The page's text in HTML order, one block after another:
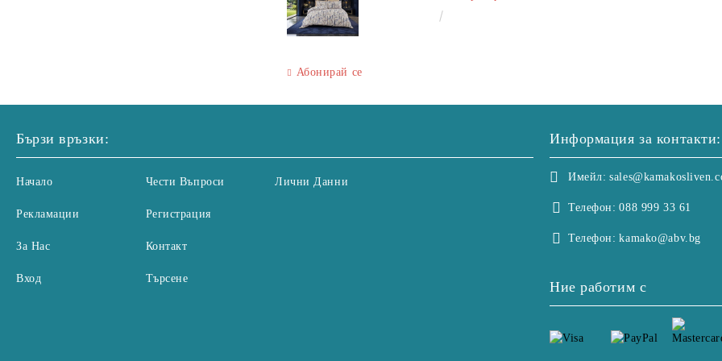
ластик 240/260 см,калъфки
Абонирай се
Бързи връзки:
Начало
Рекламации
За Нас
Вход
Чести Въпроси
Регистрация
Контакт
Търсене
Лични Данни
Информация за контакти:
Имейл:
Телефон: 088 999 33 61
Телефон: kamako@abv.bg
Ние работим с